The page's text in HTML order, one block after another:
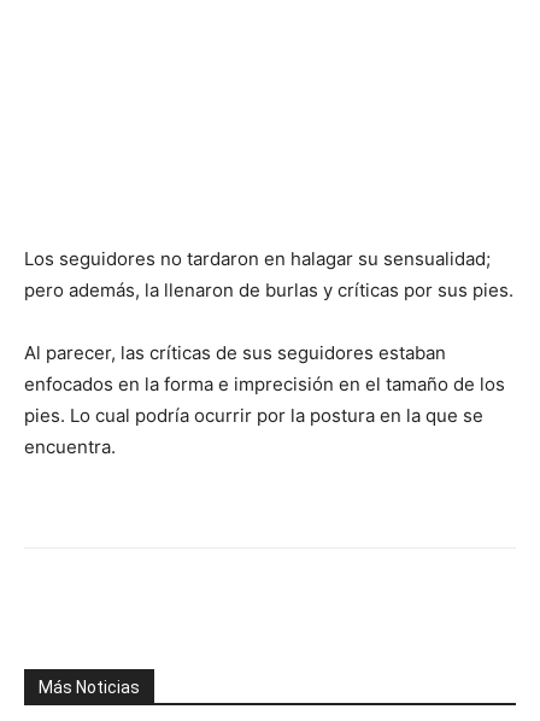
Los seguidores no tardaron en halagar su sensualidad;
pero además, la llenaron de burlas y críticas por sus pies.
Al parecer, las críticas de sus seguidores estaban
enfocados en la forma e imprecisión en el tamaño de los
pies. Lo cual podría ocurrir por la postura en la que se
encuentra.
Más Noticias